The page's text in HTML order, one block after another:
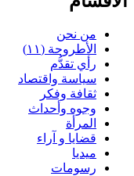
من نحن
الأطروحة (١١)
رأي تقدُّم
سياسة واقتصاد
ثقافة وفكر
وجوه وأحداث
المرأة
قضايا و آراء
ميديا
رسومات